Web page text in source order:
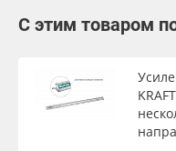
С этим товаром